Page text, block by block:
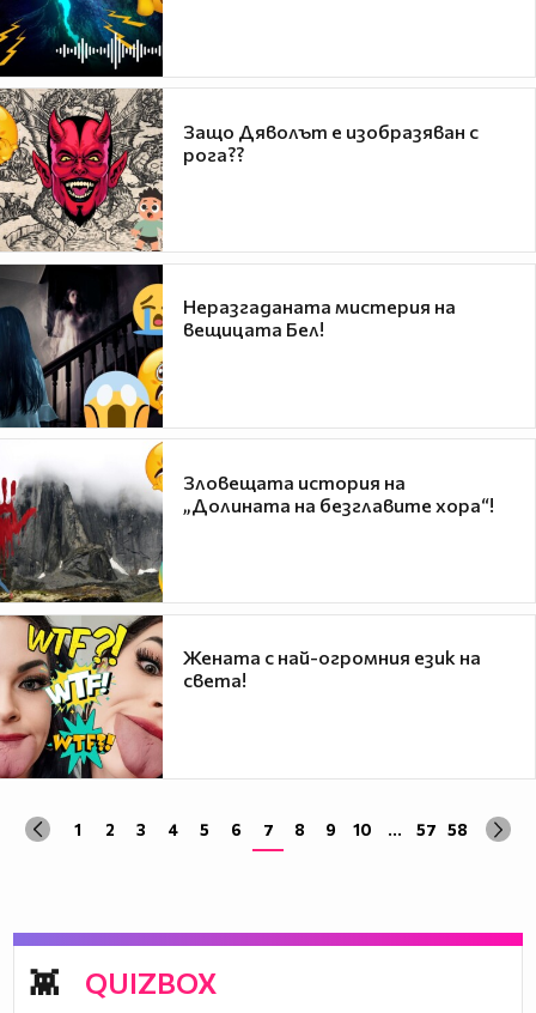
QUIZBOX
Защо Дяволът е изобразяван с
рога??
Неразгаданата мистерия на
вещицата Бел!
Зловещата история на
„Долината на безглавите хора“!
Жената с най-огромния език на
света!
1 2 3 4 5 6 7 8 9 10 ... 57 58